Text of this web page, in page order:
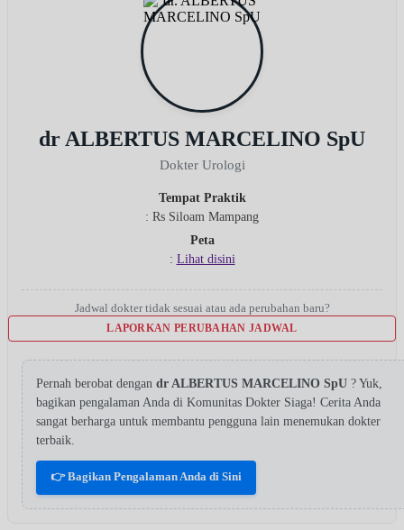
dr ALBERTUS MARCELINO SpU
Dokter Urologi
Tempat Praktik
: Rs Siloam Mampang
Peta
: Lihat disini
Jadwal dokter tidak sesuai atau ada perubahan baru?
LAPORKAN PERUBAHAN JADWAL
Pernah berobat dengan dr ALBERTUS MARCELINO SpU ? Yuk,
bagikan pengalaman Anda di Komunitas Dokter Siaga! Cerita Anda
sangat berharga untuk membantu pengguna lain menemukan dokter
terbaik.
👉 Bagikan Pengalaman Anda di Sini